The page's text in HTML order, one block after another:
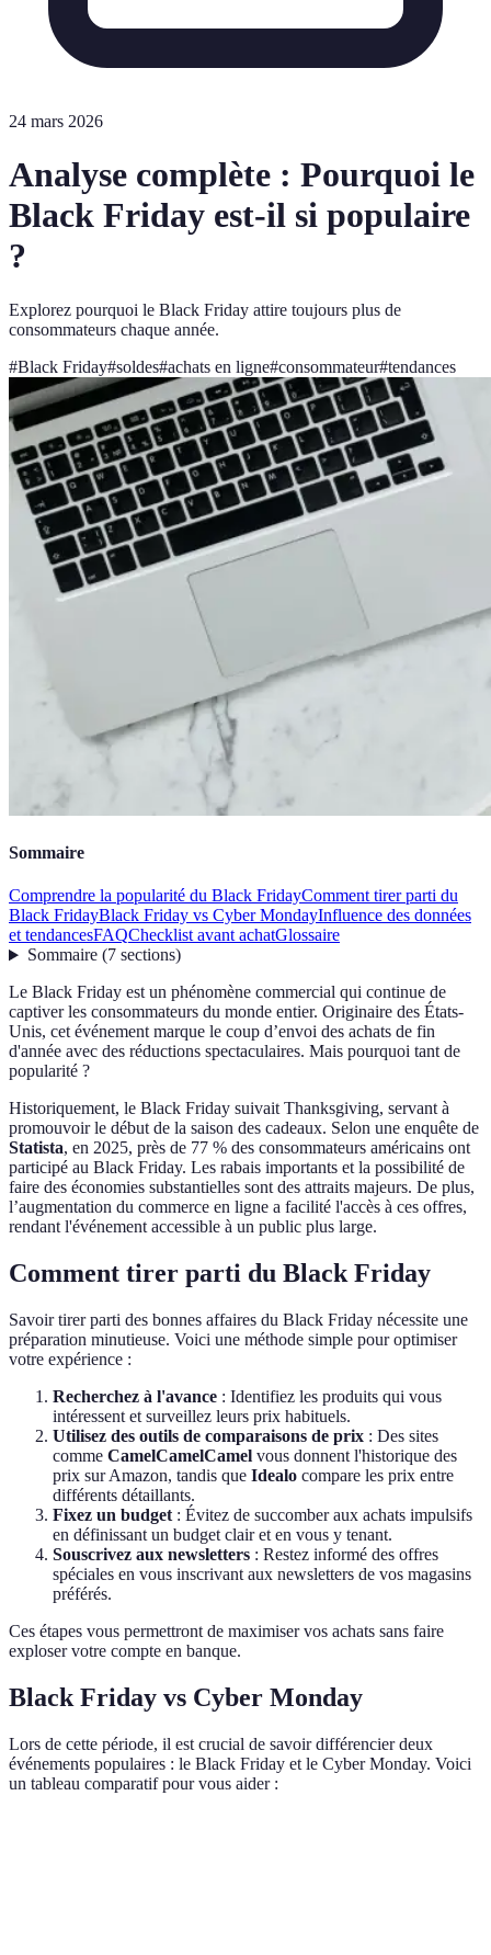
24 mars 2026
Analyse complète : Pourquoi le
Black Friday est-il si populaire
?
Explorez pourquoi le Black Friday attire toujours plus de
consommateurs chaque année.
#Black Friday#soldes#achats en ligne#consommateur#tendances
Sommaire
Comprendre la popularité du Black FridayComment tirer parti du
Black FridayBlack Friday vs Cyber MondayInfluence des données
et tendancesFAQChecklist avant achatGlossaire
Sommaire(7 sections)
Le Black Friday est un phénomène commercial qui continue de
captiver les consommateurs du monde entier. Originaire des États-
Unis, cet événement marque le coup d’envoi des achats de fin
d'année avec des réductions spectaculaires. Mais pourquoi tant de
popularité ?
Historiquement, le Black Friday suivait Thanksgiving, servant à
promouvoir le début de la saison des cadeaux. Selon une enquête de
Statista, en 2025, près de 77 % des consommateurs américains ont
participé au Black Friday. Les rabais importants et la possibilité de
faire des économies substantielles sont des attraits majeurs. De plus,
l’augmentation du commerce en ligne a facilité l'accès à ces offres,
rendant l'événement accessible à un public plus large.
Comment tirer parti du Black Friday
Savoir tirer parti des bonnes affaires du Black Friday nécessite une
préparation minutieuse. Voici une méthode simple pour optimiser
votre expérience :
Recherchez à l'avance : Identifiez les produits qui vous
intéressent et surveillez leurs prix habituels.
Utilisez des outils de comparaisons de prix : Des sites
comme CamelCamelCamel vous donnent l'historique des
prix sur Amazon, tandis que Idealo compare les prix entre
différents détaillants.
Fixez un budget : Évitez de succomber aux achats impulsifs
en définissant un budget clair et en vous y tenant.
Souscrivez aux newsletters : Restez informé des offres
spéciales en vous inscrivant aux newsletters de vos magasins
préférés.
Ces étapes vous permettront de maximiser vos achats sans faire
exploser votre compte en banque.
Black Friday vs Cyber Monday
Lors de cette période, il est crucial de savoir différencier deux
événements populaires : le Black Friday et le Cyber Monday. Voici
un tableau comparatif pour vous aider :